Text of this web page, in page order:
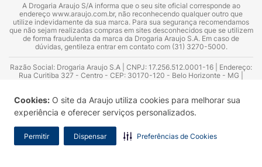
Cookies: O site da Araujo utiliza cookies para melhorar sua
experiência e oferecer serviços personalizados.
Permitir Dispensar Preferências de Cookies
A Drogaria Araujo S/A informa que o seu site oficial corresponde ao
endereço www.araujo.com.br, não reconhecendo qualquer outro que
utilize indevidamente da sua marca. Para sua segurança recomendamos
que não sejam realizadas compras em sites desconhecidos que se utilizem
de forma fraudulenta da marca da Drogaria Araujo S.A. Em caso de
dúvidas, gentileza entrar em contato com (31) 3270-5000.
Razão Social: Drogaria Araujo S.A | CNPJ: 17.256.512.0001-16 | Endereço:
Rua Curitiba 327 - Centro - CEP: 30170-120 - Belo Horizonte - MG |
Azevedo Guimarães – CRF 10.965 | Yasmin Silva Alvarenga – CRF 52.584 -
Consultor substituto: Thiago Aguiar Pinheiro - CRF Nº 13.748. Alvará
Sanitário: 2025020713 | Autorização de Funcionamento da Empresa (AFE):